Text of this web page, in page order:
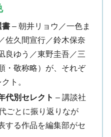
書 – 朝井リョウ／一色ま
佐久間宣行／鈴木保奈
良ゆう／東野圭吾／三
・敬称略）が、それぞ
ト。
代別セレクト – 講談社
ごとに振り返りなが
する作品を編集部がセ